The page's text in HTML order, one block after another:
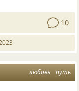
10
любовь путь